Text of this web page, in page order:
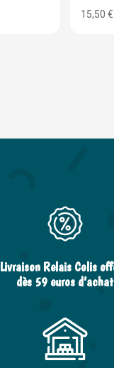
15,50€
Livraison Relais Colis
dès 59 euros d’achat